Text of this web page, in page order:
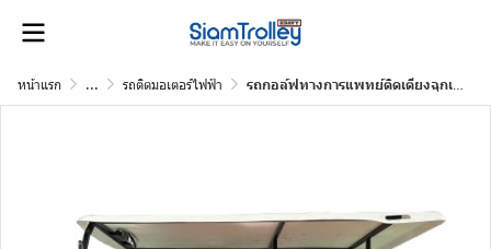
หน้าแรก ... รถติดมอเตอร์ไฟฟ้า รถกอล์ฟทางการแพทย์ติดเตียงฉุกเฉิน